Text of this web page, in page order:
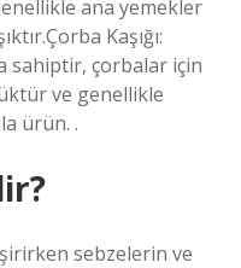
ana yemekler
Kaşığı:
sahiptir, çorbalar için
ve genellikle
ürün. .
sebzelerin ve